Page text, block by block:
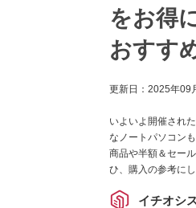
をお得
おすす
更新日： 2025年09
いよいよ開催され
なノートパソコン
商品や半額＆セー
ひ、購入の参考にし
イチオシ